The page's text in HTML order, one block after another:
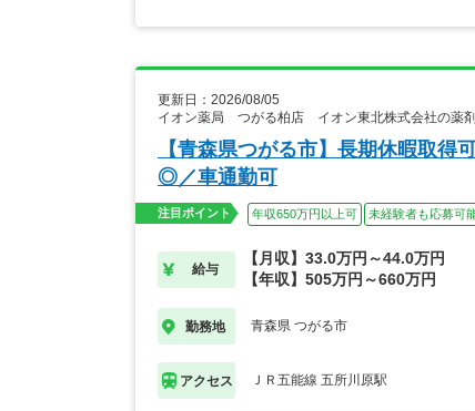
更新日：2026/08/05
イオン薬局 つがる柏店 イオン東北株式会社の薬
【青森県つがる市】長期休暇取
◎／車通勤可
注目ポイント 年収650万円以上可 未経験者も応募可
給与
【月収】33.0万円～44.0万円
【年収】505万円～660万円
勤務地 青森県 つがる市
アクセス ＪＲ五能線 五所川原駅